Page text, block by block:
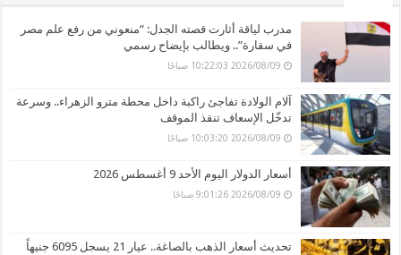
مدرب لياقة أثارت قصته الجدل: “منعوني من رفع علم مصر
في سقارة”.. ويطالب بإيضاح رسمي
2026/08/09 10:22:03 صباحًا
آلام الولادة تفاجئ راكبة داخل محطة مترو الزهراء.. وسرعة
تدخّل الإسعاف تنقذ الموقف
2026/08/09 10:03:20 صباحًا
أسعار الدولار اليوم الأحد 9 أغسطس 2026
2026/08/09 9:01:26 صباحًا
تحديث أسعار الذهب بالصاغة.. عيار 21 يسجل 6095 جنيهاً